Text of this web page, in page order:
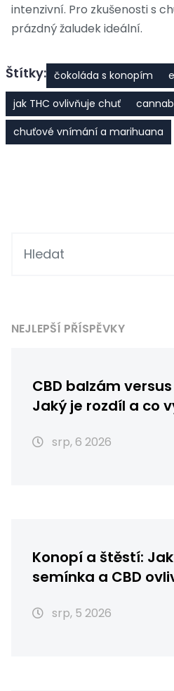
intenzivní. Pro zkušenosti s
prázdný žaludek ideální.
Štítky: čokoláda s konopím
jak THC ovlivňuje chuť
chuťové vnímání a marihuana
NEJLEPŠÍ PŘÍSPĚVKY
CBD balzám
Jaký je rozdíl a co
srp, 6 2026
Konopí a štěstí:
semínka a CBD
srp, 5 2026